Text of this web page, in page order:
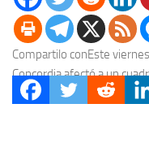
Compartilo conEste
Concordia afectó a un
interrupción del suministro